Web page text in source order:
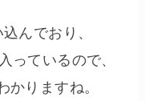
んでおり、
っているので、
かりますね。